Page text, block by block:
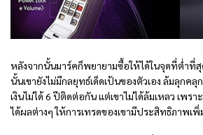
หลังจากนั้นมาร์คก็พยายามซื้อให้ได้ในจุดที่ต่ำที่สุ
นั้นเขายังไม่มีกลยุทธ์เด็ดเป้นของตัวเอง ล้มลุกค
เงินไม่ได้ 6 ปีติดต่อกัน แต่เขาไม่ได้ล้มเหลว เพรา
ได้ผลต่างๆ ให้การเทรดของเขามีประสิทธิภาพเ